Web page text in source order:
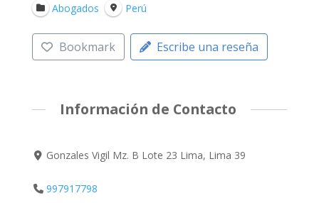
Abogados
Perú
Bookmark Escribe una reseña
Información de Contacto
Gonzales Vigil Mz. B Lote 23 Lima, Lima 39
997917798